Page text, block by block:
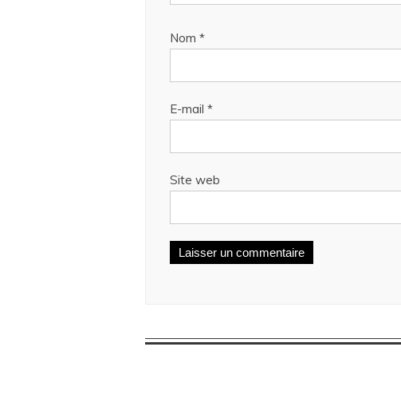
Nom *
E-mail *
Site web